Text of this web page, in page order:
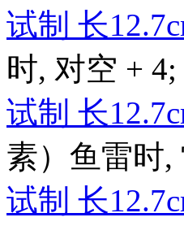
试制 长
时, 对空 + 4;
试制 长
素）鱼雷时,
试制 长